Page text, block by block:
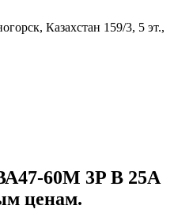
Казахстан 159/3, 5 эт.,
60M 3P B 25А
ценам.